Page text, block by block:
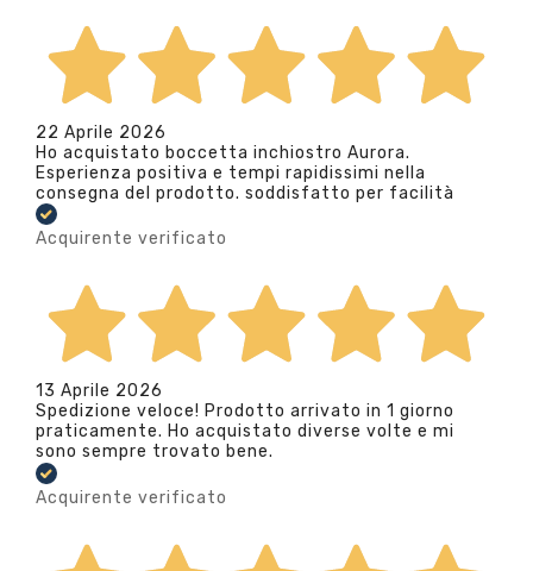
22 Aprile 2026
Ho acquistato boccetta inchiostro Aurora.
Esperienza positiva e tempi rapidissimi nella
consegna del prodotto. soddisfatto per facilità
Acquirente verificato
13 Aprile 2026
Spedizione veloce! Prodotto arrivato in 1 giorno
praticamente. Ho acquistato diverse volte e mi
sono sempre trovato bene.
Acquirente verificato